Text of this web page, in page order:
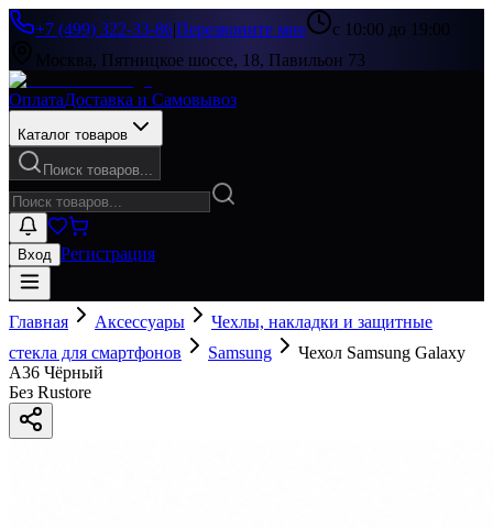
+7 (499) 322-33-86|Перезвоните мне
с 10:00 до 19:00
Москва, Пятницкое шоссе, 18, Павильон 73
ОплатаДоставка и Самовывоз
Каталог товаров
Поиск товаров...
Вход Регистрация
Главная Аксессуары
Чехлы, накладки и защитные
стекла для смартфонов
Samsung
Чехол Samsung Galaxy
A36 Чёрный
Без Rustore